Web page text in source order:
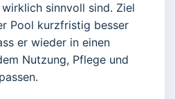
sinnvoll sind. Ziel
Pool kurzfristig besser
er wieder in einen
Nutzung, Pflege und